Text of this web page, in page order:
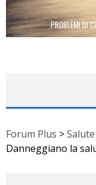
PROBLEMI DI
Forum Plus >
Danneggiano la